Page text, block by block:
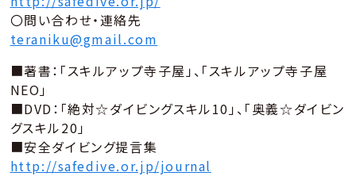
〇問い合わせ・連絡先
teraniku@gmail.com
■著書：「スキルアップ寺子屋」、「スキルアップ寺子屋
NEO」
■DVD：「絶対☆ダイビングスキル10」、「奥義☆ダイビン
グスキル20」
■安全ダイビング提言集
http://safedive.or.jp/journal